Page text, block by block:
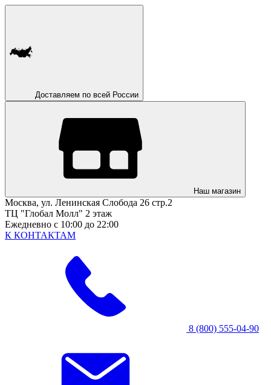
Доставляем по всей России
Наш магазин
Москва, ул. Ленинская Слобода 26 стр.2
ТЦ "Глобал Молл" 2 этаж
Ежедневно с 10:00 до 22:00
К КОНТАКТАМ
8 (800) 555-04-90